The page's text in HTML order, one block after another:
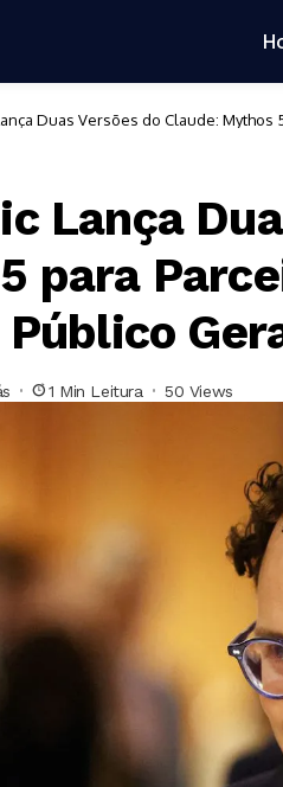
Duas Versões do Claude:
Lança
para
1 Min Leitura 50 Views